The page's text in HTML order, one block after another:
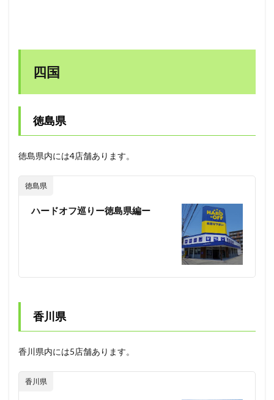
四国
徳島県
徳島県内には4店舗あります。
徳島県
ハードオフ巡りー徳島県編ー
香川県
香川県内には5店舗あります。
香川県